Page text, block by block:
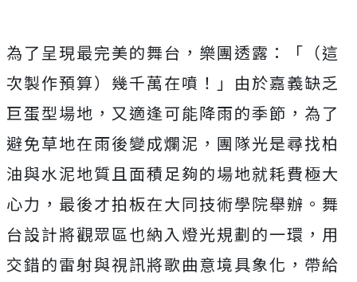
為了呈現最完美的舞台，樂團透露：「（這
次製作預算） 幾千萬在噴！」由於嘉義缺乏
巨蛋型場地，又適逢可能降雨的季節， 為了
避免草地在雨後變成爛泥， 團隊光是尋找柏
油與水泥地質且面積足夠的場地就耗費極大
心力， 最後才拍板在大同技術學院舉辦。 舞
台設計將觀眾區也納入燈光規劃的一環， 用
交錯的雷射與視訊將歌曲意境具象化， 帶給